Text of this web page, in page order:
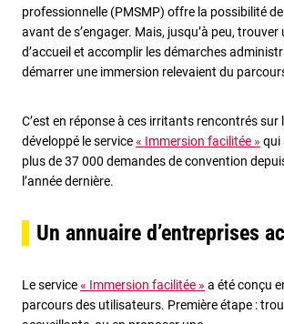
professionnelle (PMSMP) offre la possibilité
avant de s’engager. Mais, jusqu’à peu,
d’accueil et accomplir les démarches
démarrer une immersion relevaient du
C’est en réponse à ces irritants rencontrés sur
développé le service« Immersion facilitée » qui
plus de 37 000 demandes de convention
l’année dernière.
Un annuaire d’entreprises
Le service« Immersion facilitée » a été conçu
parcours des utilisateurs. Première étape :